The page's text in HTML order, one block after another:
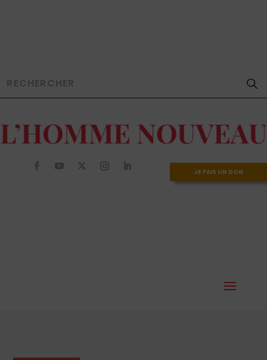
JE FAIS UN DON